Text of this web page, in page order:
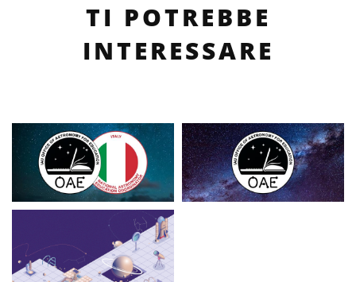
TI POTREBBE
INTERESSARE